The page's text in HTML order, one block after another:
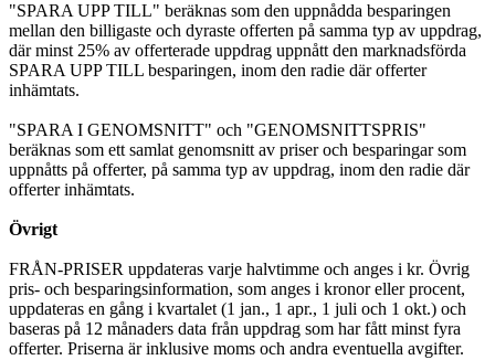
"SPARA UPP TILL" beräknas som den uppnådda besparingen
mellan den billigaste och dyraste offerten på samma typ av uppdrag,
där minst 25% av offerterade uppdrag uppnått den marknadsförda
SPARA UPP TILL besparingen, inom den radie där offerter
inhämtats.
"SPARA I GENOMSNITT" och "GENOMSNITTSPRIS"
beräknas som ett samlat genomsnitt av priser och besparingar som
uppnåtts på offerter, på samma typ av uppdrag, inom den radie där
offerter inhämtats.
Övrigt
FRÅN-PRISER uppdateras varje halvtimme och anges i kr. Övrig
pris- och besparingsinformation, som anges i kronor eller procent,
uppdateras en gång i kvartalet (1 jan., 1 apr., 1 juli och 1 okt.) och
baseras på 12 månaders data från uppdrag som har fått minst fyra
offerter. Priserna är inklusive moms och andra eventuella avgifter.